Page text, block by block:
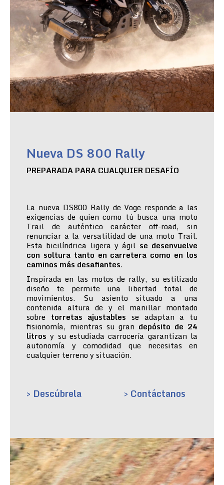
Nueva DS 800 Rally
PREPARADA PARA CUALQUIER DESAFÍO
La nueva DS800 Rally de Voge responde a las
exigencias de quien como tú busca una moto
Trail de auténtico carácter off-road, sin
renunciar a la versatilidad de una moto Trail.
Esta bicilíndrica ligera y ágil se desenvuelve
con soltura tanto en carretera como en los
caminos más desafiantes.
Inspirada en las motos de rally, su estilizado
diseño te permite una libertad total de
movimientos. Su asiento situado a una
contenida altura de y el manillar montado
sobre torretas ajustables se adaptan a tu
fisionomía, mientras su gran depósito de 24
litros y su estudiada carrocería garantizan la
autonomía y comodidad que necesitas en
cualquier terreno y situación.
> Descúbrela > Contáctanos